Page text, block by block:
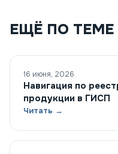
ЕЩЁ ПО ТЕМЕ
16 июня, 2026
Навигация по
продукции в ГИСП
Читать →